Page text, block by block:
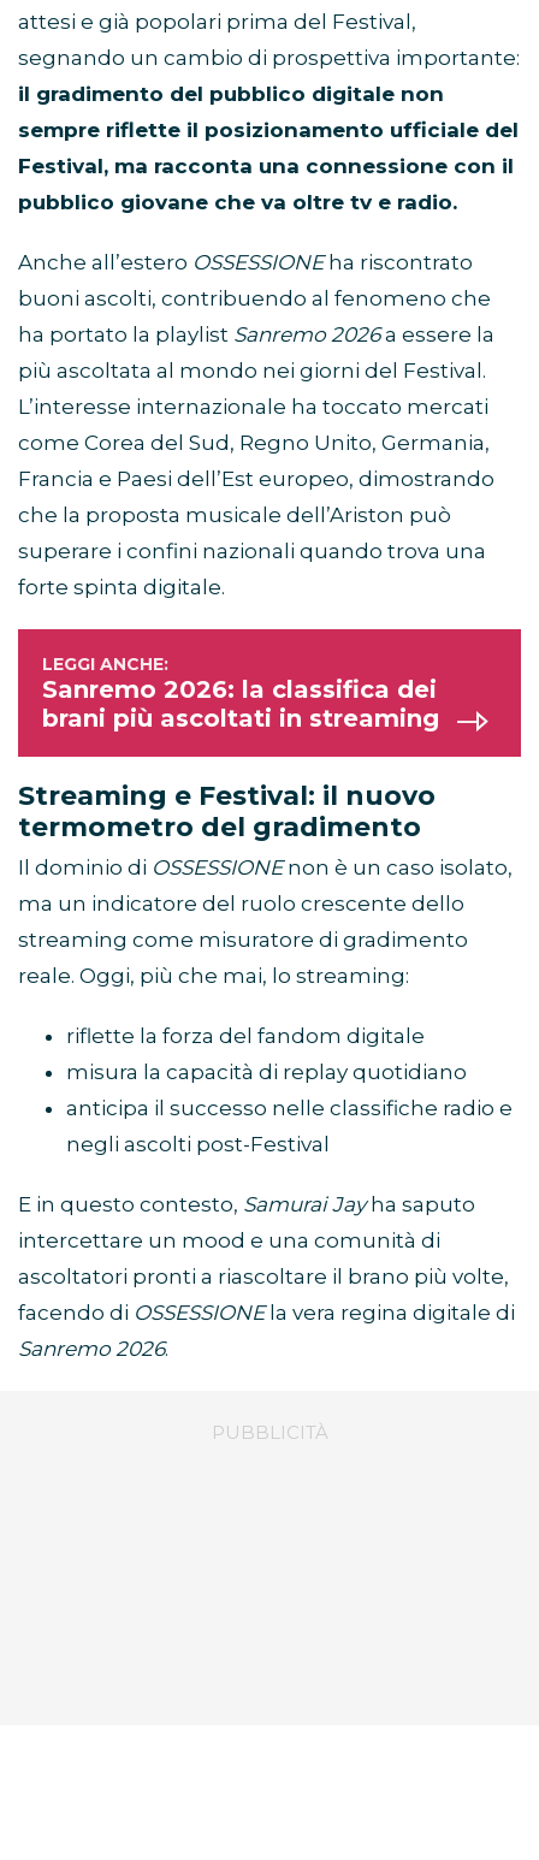
attesi e già popolari prima del Festival,
segnando un cambio di prospettiva importante:
il gradimento del pubblico digitale non
sempre riflette il posizionamento ufficiale del
Festival, ma racconta una connessione con il
pubblico giovane che va oltre tv e radio.
Anche all’estero OSSESSIONEha riscontrato
buoni ascolti, contribuendo al fenomeno che
ha portato la playlist Sanremo 2026a essere la
più ascoltata al mondo nei giorni del Festival.
L’interesse internazionale ha toccato mercati
come Corea del Sud, Regno Unito, Germania,
Francia e Paesi dell’Est europeo, dimostrando
che la proposta musicale dell’Ariston può
superare i confini nazionali quando trova una
forte spinta digitale.
Sanremo 2026: la classifica dei
brani più ascoltati in streaming
Streaming e Festival: il nuovo
termometro del gradimento
Il dominio di OSSESSIONEnon è un caso isolato,
ma un indicatore del ruolo crescente dello
streaming come misuratore di gradimento
reale. Oggi, più che mai, lo streaming:
riflette la forza del fandom digitale
misura la capacità di replay quotidiano
anticipa il successo nelle classifiche radio e
negli ascolti post-Festival
E in questo contesto, Samurai Jayha saputo
intercettare un mood e una comunità di
ascoltatori pronti a riascoltare il brano più volte,
facendo di OSSESSIONEla vera regina digitale di
Sanremo 2026.